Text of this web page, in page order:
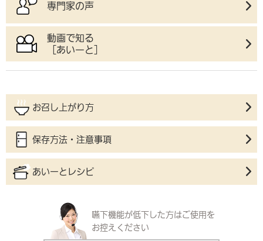
専門家の声
動画で知る
［あいーと］
お召し上がり方
保存方法・注意事項
あいーとレシピ
嚥下機能が低下した方はご使用を
お控えください